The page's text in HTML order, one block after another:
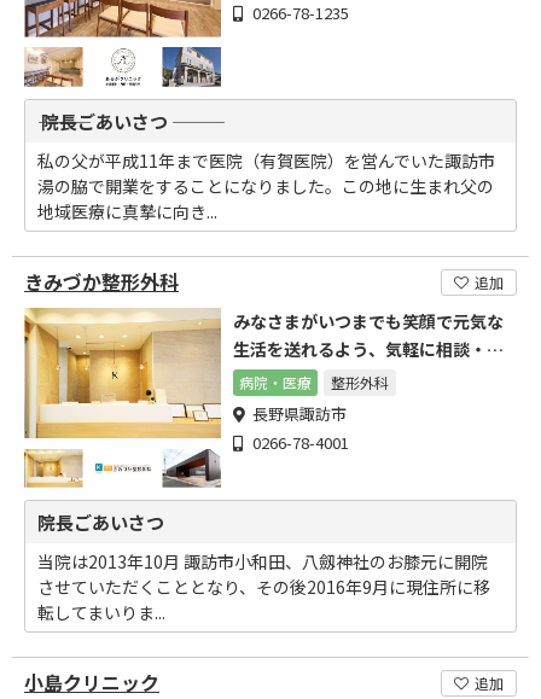
0266-78-1235
――― 院長ごあいさつ ―――
私の父が平成11年まで医院（有賀医院）を営んでいた諏訪市
湯の脇で開業をすることになりました。この地に生まれ父の
地域医療に真摯に向き...
きみづか整形外科 追加
みなさまがいつまでも笑顔で元気な
生活を送れるよう、気軽に相談・受
診できる医院を目指します。
病院・医療 整形外科
長野県諏訪市
0266-78-4001
院長ごあいさつ
当院は2013年10月 諏訪市小和田、八劔神社のお膝元に開院
させていただくこととなり、その後2016年9月に現住所に移
転してまいりま...
小島クリニック 追加